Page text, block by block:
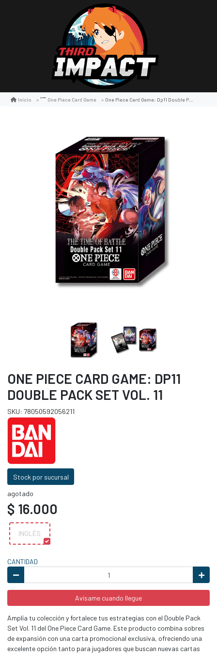
Inicio One Piece Card Game One Piece Card Game: Dp11 Double Pack Set Vol. 11
ONE PIECE CARD GAME: DP11
DOUBLE PACK SET VOL. 11
SKU: 78050592056211
Stock por sucursal
agotado
$ 16.000
INGLÉS
CANTIDAD
Avísame cuando llegue
Amplía tu colección y fortalece tus estrategias con el Double Pack
Set Vol. 11 del One Piece Card Game. Este producto combina sobres
de expansión con una carta promocional exclusiva, ofreciendo una
excelente opción tanto para jugadores que buscan nuevas cartas